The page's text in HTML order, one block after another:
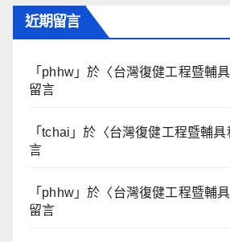
近期留言
「 phhw 」於〈台灣復健工程暨輔
留言
「tchai 」於〈台灣復健工程暨輔具
言
「 phhw 」於〈台灣復健工程暨輔
留言